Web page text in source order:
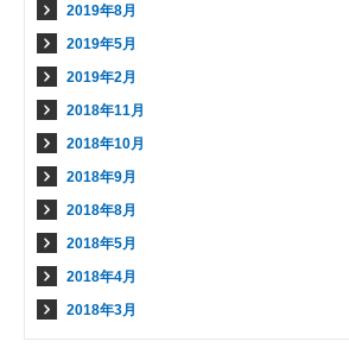
2019年8月
2019年5月
2019年2月
2018年11月
2018年10月
2018年9月
2018年8月
2018年5月
2018年4月
2018年3月